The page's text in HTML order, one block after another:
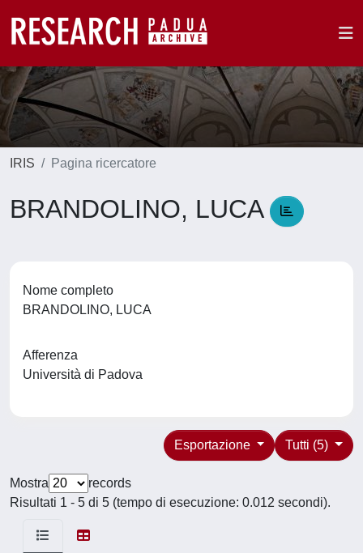
IRIS Pagina ricercatore
BRANDOLINO, LUCA
Nome completo
BRANDOLINO, LUCA
Afferenza
Università di Padova
Tutti (5)
Esportazione
Mostra
records
Risultati 1 - 5 di 5 (tempo di esecuzione: 0.012 secondi).